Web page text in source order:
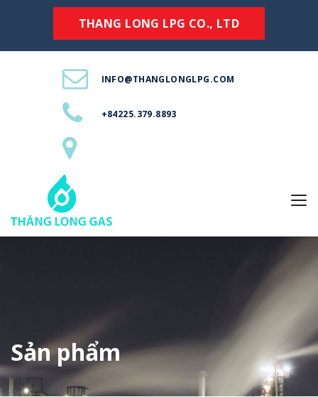
THANG LONG LPG CO., LTD
INFO@THANGLONGLPG.COM
+84225.379.8893
Sản phẩm